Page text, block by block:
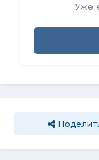
Уже